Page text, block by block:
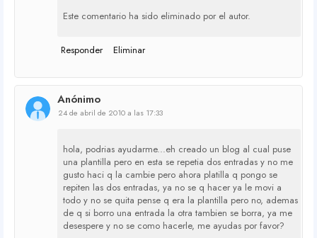
Este comentario ha sido eliminado por el autor.
Responder Eliminar
Anónimo
24 de abril de 2010 a las 17:33
hola, podrias ayudarme...eh creado un blog al cual puse
una plantilla pero en esta se repetia dos entradas y no me
gusto haci q la cambie pero ahora platilla q pongo se
repiten las dos entradas, ya no se q hacer ya le movi a
todo y no se quita pense q era la plantilla pero no, ademas
de q si borro una entrada la otra tambien se borra, ya me
desespere y no se como hacerle, me ayudas por favor?